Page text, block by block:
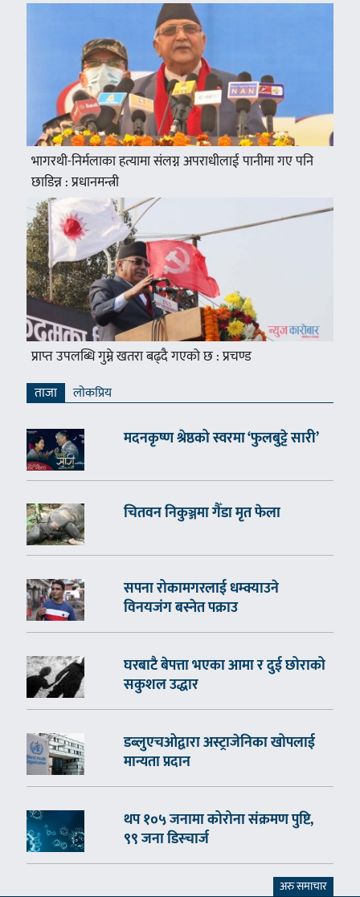
भागरथी-निर्मलाका हत्यामा संलग्न अपराधीलाई पानीमा गए पनि
छाडिन्न : प्रधानमन्त्री
प्राप्त उपलब्धि गुम्ने खतरा बढ्दै गएको छ : प्रचण्ड
ताजा लाेकप्रिय
मदनकृष्ण श्रेष्ठको स्वरमा ‘फुलबुट्टे सारी’
चितवन निकुञ्जमा गैँडा मृत फेला
सपना रोकामगरलाई धम्क्याउने
विनयजंग बस्नेत पक्राउ
घरबाटै बेपत्ता भएका आमा र दुई छोराको
सकुशल उद्धार
डब्लुएचओद्वारा अस्ट्राजेनिका खोपलाई
मान्यता प्रदान
थप १०५ जनामा कोरोना संक्रमण पुष्टि,
९९ जना डिस्चार्ज
अरु समाचार